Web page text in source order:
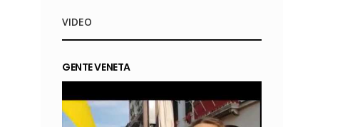
VIDEO
GENTE VENETA